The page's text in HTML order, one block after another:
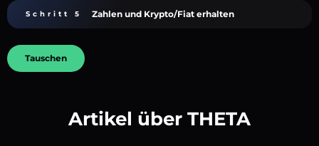
Schritt 5 Zahlen und Krypto/Fiat erhalten
Tauschen
Artikel über THETA